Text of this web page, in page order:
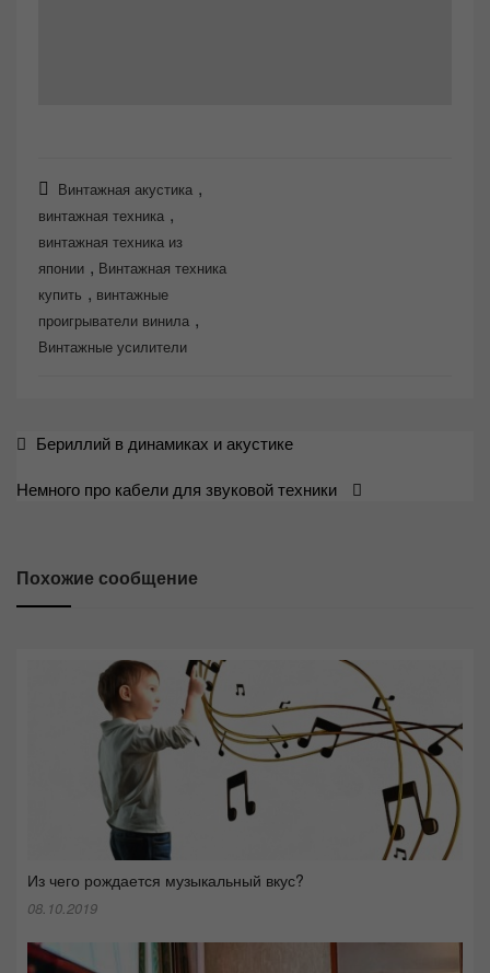
Винтажная акустика ,
винтажная техника ,
винтажная техника из
японии , Винтажная техника
купить , винтажные
проигрыватели винила ,
Винтажные усилители
Навигация
записям
Бериллий в динамиках и акустике
Немного про кабели для звуковой техники
Похожие сообщение
Из чего рождается музыкальный вкус?
08.10.2019